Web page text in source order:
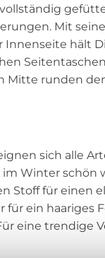
Mit
hält
Mitte runden
sich alle
im Winter schön
Stoff für einen
für ein haariges
eine trendige